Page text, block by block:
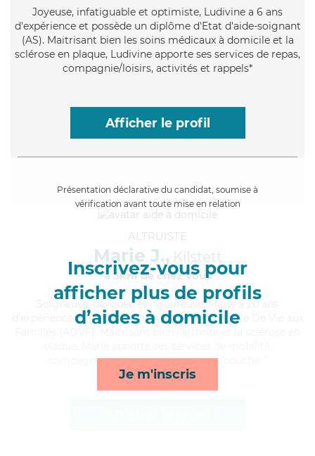
Joyeuse, infatiguable et optimiste, Ludivine a 6 ans
d'expérience et possède un diplôme d'Etat d'aide-soignant
(AS). Maitrisant bien les soins médicaux à domicile et la
sclérose en plaque, Ludivine apporte ses services de repas,
compagnie/loisirs, activités et rappels*
Afficher le profil
Présentation déclarative du candidat, soumise à
vérification avant toute mise en relation
Inscrivez-vous pour
afficher plus de profils
d’aides à domicile
Je m'inscris
ALTRUISTE
Marie J., Kilstett
à 5km de chez Vous
, dévouée et rigoureuse, Marie a 20 ans
d'expérience et possède un diplôme d'Assistante De Vie aux
compagnie/loisirs, ménage et lever/coucher*